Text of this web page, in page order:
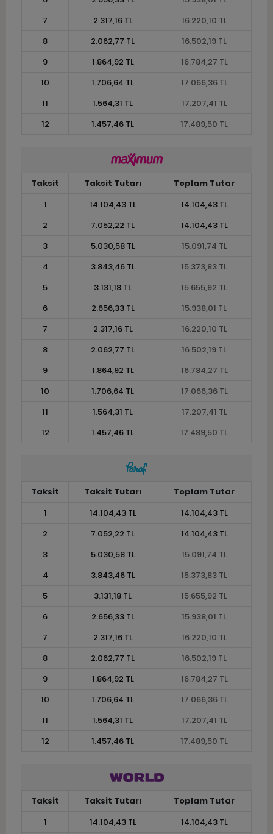
7
2.317,16 TL
16.220,10 TL
8
2.062,77 TL
16.502,19 TL
9
1.864,92 TL
16.784,27 TL
10
1.706,64 TL
17.066,36 TL
11
1.564,31 TL
17.207,41 TL
12
1.457,46 TL 17.489,50 TL
Taksit Taksit Tutarı
Toplam Tutar
1
14.104,43 TL
14.104,43 TL
2
7.052,22 TL
14.104,43 TL
3
5.030,58 TL
15.091,74 TL
4
3.843,46 TL
15.373,83 TL
5
3.131,18 TL
15.655,92 TL
6
2.656,33 TL
15.938,01 TL
7
2.317,16 TL
16.220,10 TL
8
2.062,77 TL
16.502,19 TL
9
1.864,92 TL
16.784,27 TL
10
1.706,64 TL
17.066,36 TL
11
1.564,31 TL
17.207,41 TL
12
1.457,46 TL 17.489,50 TL
Taksit Taksit Tutarı
Toplam Tutar
1
14.104,43 TL
14.104,43 TL
2
7.052,22 TL
14.104,43 TL
3
5.030,58 TL
15.091,74 TL
4
3.843,46 TL
15.373,83 TL
5
3.131,18 TL
15.655,92 TL
6
2.656,33 TL
15.938,01 TL
7
2.317,16 TL
16.220,10 TL
8
2.062,77 TL
16.502,19 TL
9
1.864,92 TL
16.784,27 TL
10
1.706,64 TL
17.066,36 TL
11
1.564,31 TL
17.207,41 TL
12
1.457,46 TL 17.489,50 TL
Taksit Taksit Tutarı
Toplam Tutar
1
14.104,43 TL
14.104,43 TL